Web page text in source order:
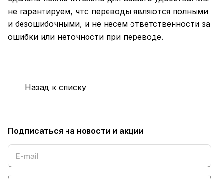
не гарантируем, что переводы являются полными
и безошибочными, и не несем ответственности за
ошибки или неточности при переводе.
Назад к списку
Подписаться на новости и акции